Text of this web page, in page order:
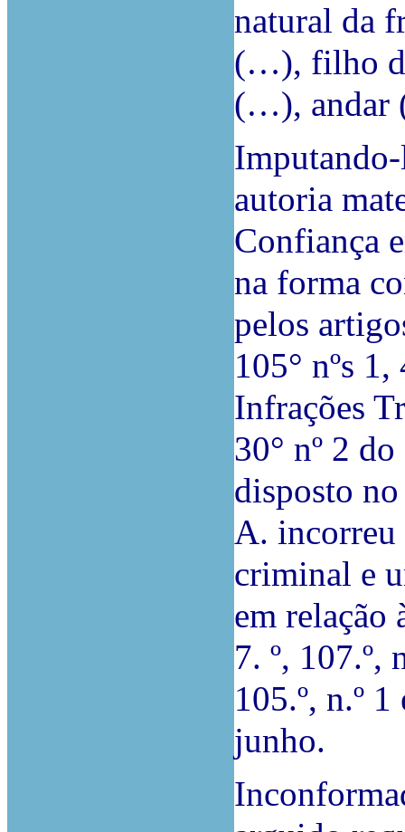
natural da
(…), filho
(…),
autoria
Confiança
na forma
pelos
105° nºs
Infrações
30° nº 2
disposto
A. incorreu
criminal e
em relação
7. º, 107.º,
105.º, n.º
junho.